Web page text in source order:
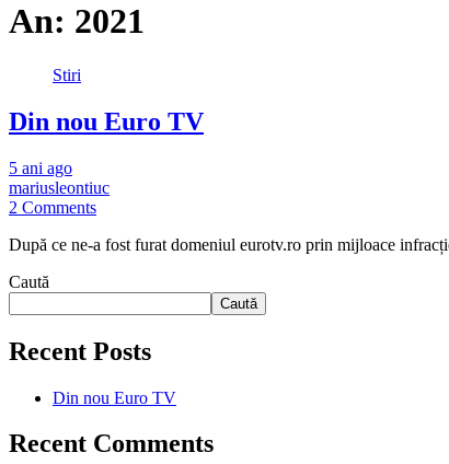
An: 2021
Stiri
Din nou Euro TV
5 ani ago
mariusleontiuc
2 Comments
După ce ne-a fost furat domeniul eurotv.ro prin mijloace
Caută
Caută
Recent Posts
Din nou Euro TV
Recent Comments